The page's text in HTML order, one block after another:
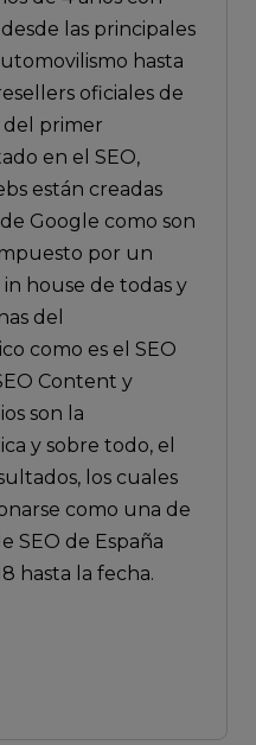
las principales
hasta
oficiales de
del primer
en el SEO,
están creadas
Google como son
por un
house de todas y
del
como es el SEO
Content y
son la
y sobre todo, el
los cuales
como una de
SEO de España
hasta la fecha.